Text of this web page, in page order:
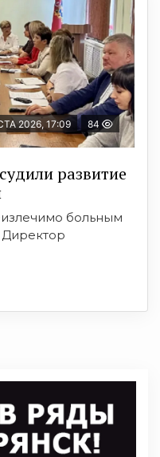
2026, 17:09 84
развитие
больным
Директор